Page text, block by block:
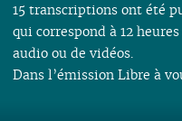
15 transcriptions ont été
qui correspond à 12
audio ou de vidéos.
Dans l’émission Libre à